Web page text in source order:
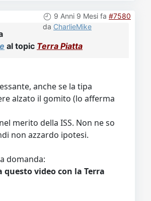
9 Anni 9 Mesi fa #7580
da CharlieMike
al topic Terra Piatta
anche se la tipa
alzato il gomito (lo afferma
merito della ISS. Non ne so
non azzardo ipotesi.
domanda:
questo video con la Terra